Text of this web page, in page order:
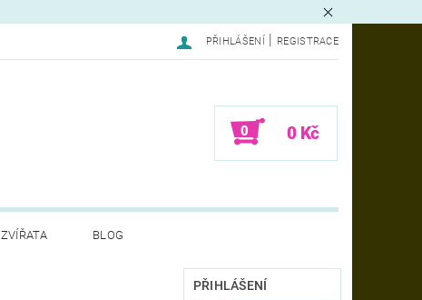
PŘIHLÁŠENÍ REGISTRACE
0 0 Kč
BLOG
PŘIHLÁŠENÍ